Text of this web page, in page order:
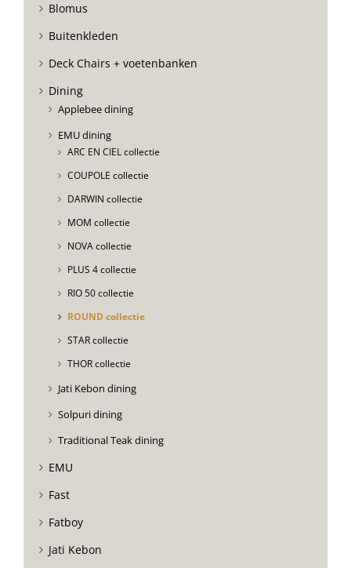
Blomus
Buitenkleden
Deck Chairs + voetenbanken
Dining
Applebee dining
EMU dining
ARC EN CIEL collectie
COUPOLE collectie
DARWIN collectie
MOM collectie
NOVA collectie
PLUS 4 collectie
RIO 50 collectie
ROUND collectie
STAR collectie
THOR collectie
Jati Kebon dining
Solpuri dining
Traditional Teak dining
EMU
Fast
Fatboy
Jati Kebon